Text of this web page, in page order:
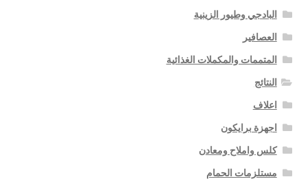
البادجي وطيور الزينية
العصافير
المتممات والمكملات الغذائية
النتائج
اعلاف
اجهزة برايكون
كلس واملاح ومعادن
مستلزمات الحمام